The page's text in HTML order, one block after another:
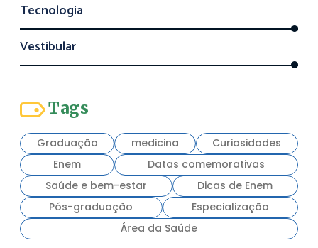
Tecnologia
Vestibular
Tags
Graduação medicina
Curiosidades
Enem
Datas comemorativas
Saúde e bem-estar
Dicas de Enem
Pós-graduação
Especialização
Área da Saúde